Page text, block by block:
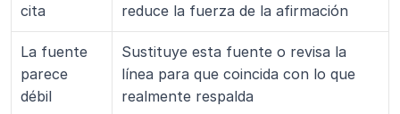
cita
reduce la fuerza de la afirmación
La fuente
parece
débil
Sustituye esta fuente o revisa la
línea para que coincida con lo que
realmente respalda